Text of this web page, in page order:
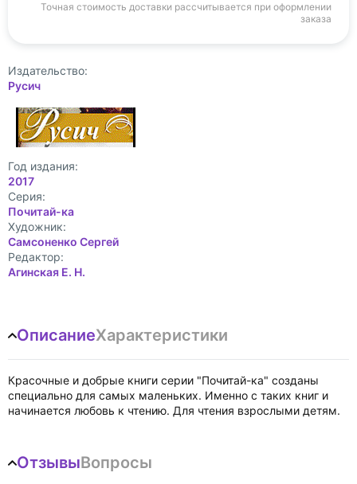
Точная стоимость доставки рассчитывается при оформлении
заказа
Издательство:
Русич
Год издания:
2017
Cерия:
Почитай-ка
Художник:
Самсоненко Сергей
Редактор:
Агинская Е. Н.
ОписаниеХарактеристики
Красочные и добрые книги серии "Почитай-ка" созданы
специально для самых маленьких. Именно с таких книг и
начинается любовь к чтению. Для чтения взрослыми детям.
ОтзывыВопросы